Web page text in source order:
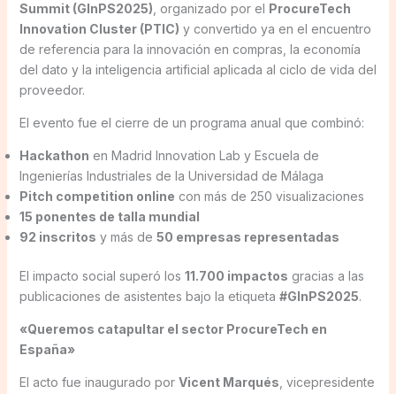
Summit (GInPS2025) , organizado por el ProcureTech
Innovation Cluster (PTIC) y convertido ya en el encuentro
de referencia para la innovación en compras, la economía
del dato y la inteligencia artificial aplicada al ciclo de vida del
proveedor.
El evento fue el cierre de un programa anual que combinó:
Hackathon en Madrid Innovation Lab y Escuela de
Ingenierías Industriales de la Universidad de Málaga
Pitch competition online con más de 250 visualizaciones
15 ponentes de talla mundial
92 inscritos y más de 50 empresas representadas
El impacto social superó los 11.700 impactos gracias a las
publicaciones de asistentes bajo la etiqueta #GInPS2025.
«Queremos catapultar el sector ProcureTech en
España»
El acto fue inaugurado por Vicent Marqués , vicepresidente